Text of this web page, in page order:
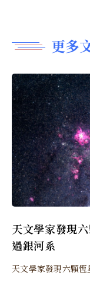
更多
天文學家發現
過銀河系
天文學家發現六顆